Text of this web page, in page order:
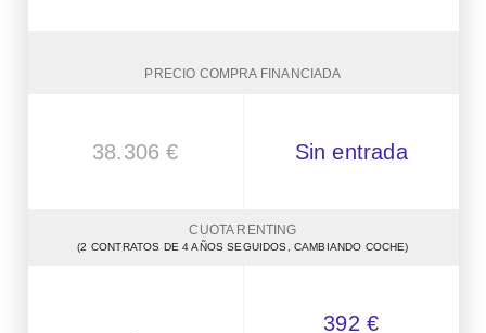
38.306 €
PRECIO COMPRA FINANCIADA
Sin entrada
CUOTA RENTING
(2 CONTRATOS DE 4 AÑOS SEGUIDOS, CAMBIANDO COCHE)
392 €